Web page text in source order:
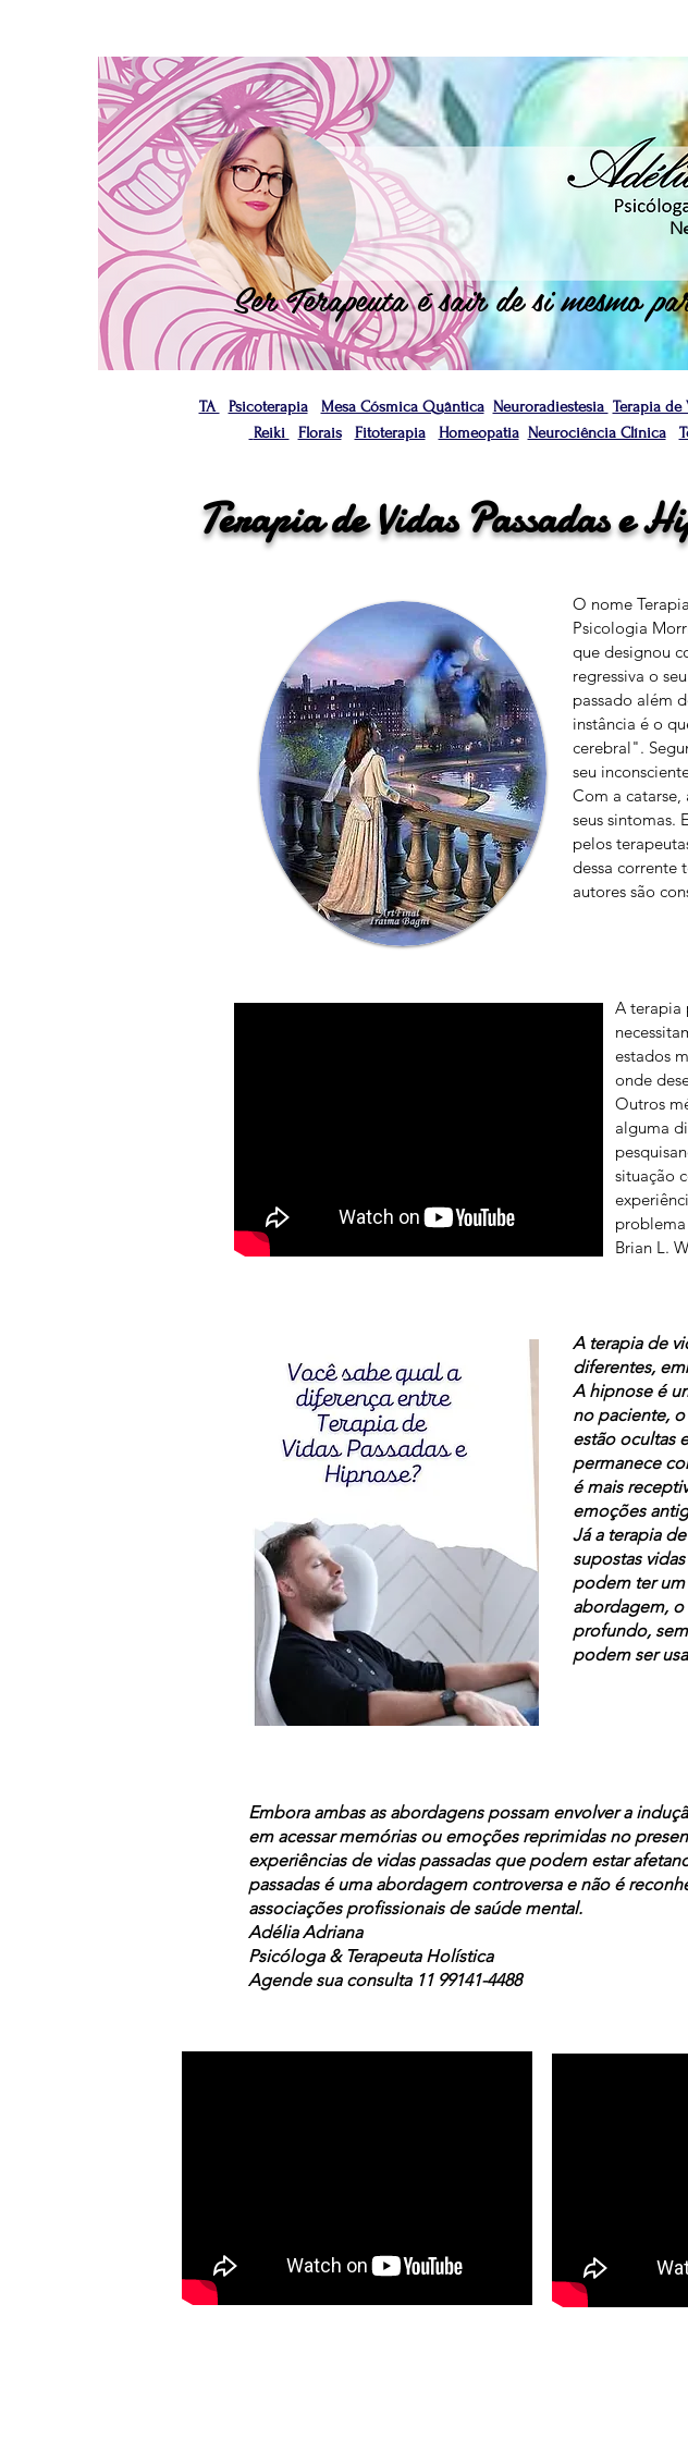
Terapia de Vidas Passadas e
O nome
Psicologia
que designou
regressiva o
passado além
instância é o
cerebral".
seu
Com a
seus sintomas.
pelos
dessa corrente
autores são
A terapia
estados
onde
Outros
alguma
situação
problema
Brian L.
A terapia de
diferentes,
A hipnose é
no paciente,
estão ocultas
permanece
é mais
emoções
Já a terapia
supostas
podem ter
abordagem, o
profundo,
podem ser
Embora ambas as abordagens possam envolver a
em acessar memórias ou emoções reprimidas no
experiências de vidas passadas que podem estar
passadas é uma abordagem controversa e não é
associações profissionais de saúde mental.
Adélia Adriana
Psicóloga & Terapeuta Holística
Agende sua consulta 11 99141-4488
TA Psicoterapia Mesa Cósmica Quântica Neuroradiestesia Terapia de
Reiki
Florais Fitoterapia Homeopatia Neurociência Clínica
Ser Terapeuta é sair de si mesmo